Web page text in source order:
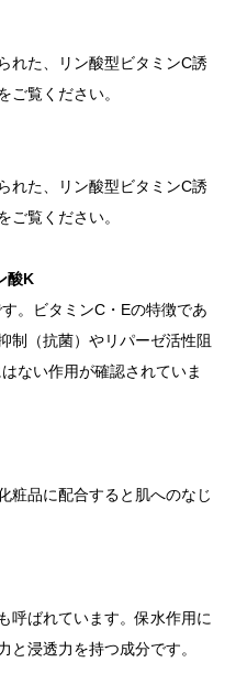
れた、リン酸型ビタミンC誘
ご覧ください。
れた、リン酸型ビタミンC誘
ご覧ください。
酸K
。ビタミンC・Eの特徴であ
制（抗菌）やリパーゼ活性阻
ない作用が確認されていま
粧品に配合すると肌へのなじ
呼ばれています。保水作用に
と浸透力を持つ成分です。